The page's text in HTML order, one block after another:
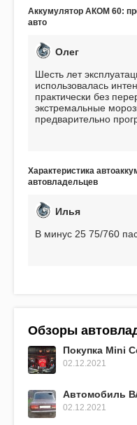
Аккумулятор АКОМ 60:
авто
Олег
Шесть лет
использовалась
практически без
экстремальные
предварительно
использования не
EFB 75. Судя по
превосходит
Характеристика
автовладельцев
Илья
В минус 25 75/760
Обзоры
Покупка Mini
02.12.2021
Автомобиль
02.12.2021